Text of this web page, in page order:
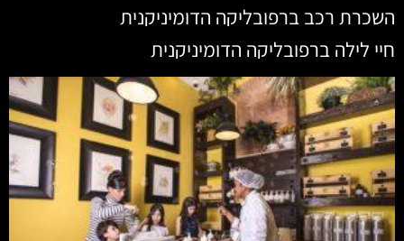
השכרת רכב ברפובליקה הדומיניקנית
חיי לילה ברפובליקה הדומיניקנית